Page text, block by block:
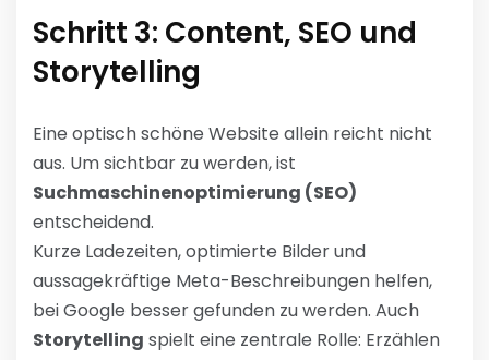
Schritt 3: Content, SEO und
Storytelling
Eine optisch schöne Website allein reicht nicht
aus. Um sichtbar zu werden, ist
Suchmaschinenoptimierung (SEO)
entscheidend.
Kurze Ladezeiten, optimierte Bilder und
aussagekräftige Meta-Beschreibungen helfen,
bei Google besser gefunden zu werden. Auch
Storytelling spielt eine zentrale Rolle: Erzählen